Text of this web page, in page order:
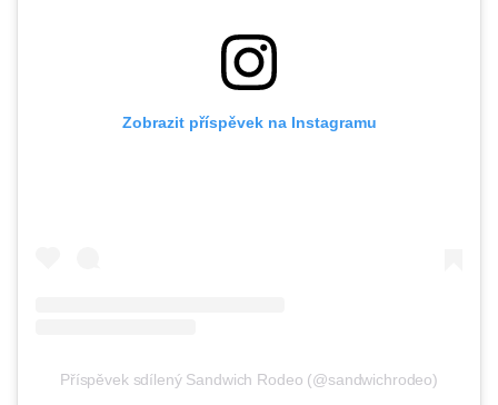
Zobrazit příspěvek na Instagramu
Příspěvek sdílený Sandwich Rodeo (@sandwichrodeo)